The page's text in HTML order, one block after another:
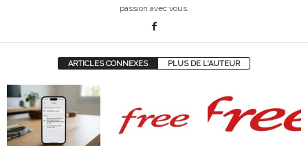
passion avec vous.
ARTICLES CONNEXES PLUS DE L'AUTEUR